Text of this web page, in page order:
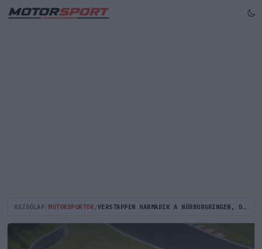
KEZDŐLAP MOTORSPORTOK VERSTAPPEN HARMADIK A NÜRBURGRINGEN, DE MÉG SEMMI SEM DŐLT EL